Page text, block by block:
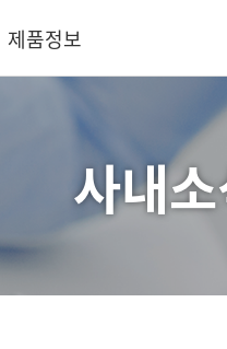
제품정보
덴탈용
동물용
사내